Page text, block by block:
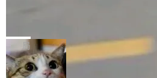
库之一。你的操作系统、浏览器、无数
施软件，很可能都在用它。而过去十年
的人一直在用业余...
i> <li>现在，助手可以直接使用 Exa 的网络搜索
结果回答问题，而无需将问题转交给搜
的 npm 包。项目的核心论点是：容器
ent 计算。真正适合的，是 Isolate。
工程师在这件事上没什么可谦虚的——
局
OpenAI 公开邮件和聊天记录回应苹